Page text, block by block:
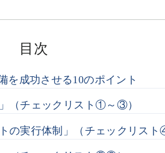
目次
を成功させる10のポイント
（チェックリスト①～③）
の実行体制」（チェックリス